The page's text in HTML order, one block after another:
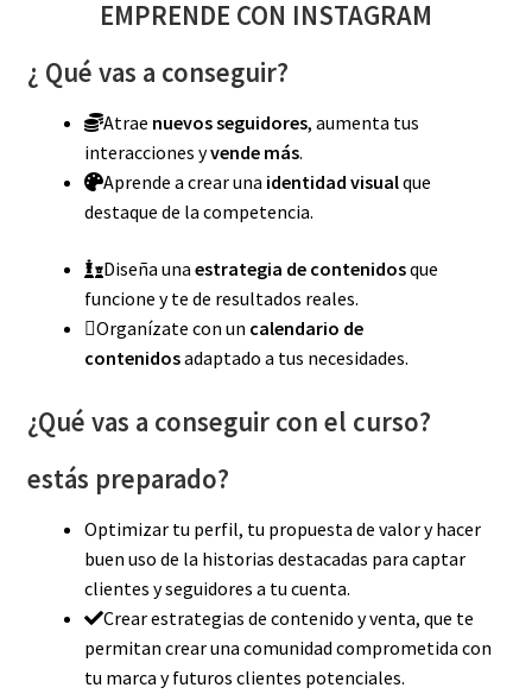
EMPRENDE CON INSTAGRAM
¿ Qué vas a conseguir?
Atrae nuevos seguidores, aumenta tus
interacciones yvende más.​
Aprende a crear una identidad visualque
destaque de la competencia.
Diseña una estrategia de contenidosque
funcione y te de resultados reales.
Organízate con un calendario de
contenidosadaptado a tus necesidades.
¿Qué vas a conseguir con el curso?
estás preparado?
Optimizar tu perfil, tu propuesta de valor y hacer
buen uso de la historias destacadas para captar
clientes y seguidores a tu cuenta.
Crear estrategias de contenido y venta, que te
permitan crear una comunidad comprometida con
tu marca y futuros clientes potenciales.